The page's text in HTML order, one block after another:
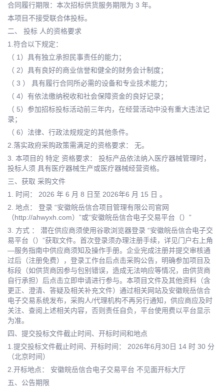
合同履行期限：本次招标供货服务期限为 3 年。
本项目不接受联合体投标。
二、 投标 人的资格要求
1.符合以下规定：
（ 1）具有独立承担民事责任的能力；
（ 2）具有良好的商业信誉和健全的财务会计制度；
（ 3 ） 具有履行合同所必需的设备和专业技术能力；
（ 4）有依法缴纳税收和社会保障资金的良好记录；
（ 5）参加招标投标活动前三年内，在经营活动中没有重大违法记
录；
（ 6）法律、行政法规规定的其他条件。
2.落实政府采购政策需满足的资格要求： 无。
3. 本项目的 特定 资格要求： 投标产品依法纳入医疗器械管理时，
投标人须 具有医疗器械生产或医疗器械经营资格。
三、获取 采购文件
1. 时间： 2026 年 6 月 8 日至 2026年6 月 15 日 。
2. 地点： 登录 “安徽皖岳信合项目管理有限公司官网
（http://ahwyxh.com）”或“安徽皖岳信合电子交易平台（）”
3. 方式 ： 潜在供应商须使用谷歌浏览器登录 “安徽皖岳信合电子交
易平台（）”获取文件。首次登录须办理注册手续，详见门户右上角
—服务指南中供应商须知及操作手册。企业完成注册并提交审核通
过后（注册免费），登录工作台后点击采购公告，明确参加项目及
标段（如供货商因参与包别错误，造成无法响应等情况，由供货商
自行承担）后点击立即申请进行参与。本项目文件及其他资料（含
更正、澄清、答疑及相关补充文件）通过相关网站及安徽皖岳信合
电子交易系统发布，采购人/代理机构不再另行通知，供应商应及时
关注、查阅上述相关内容，否则责任自负，平台使用费以平台显示
为准。
四、提交投标文件截止时间、开标时间和地点
1.提交投标文件截止时间、开标时间： 2026年6月30日 14 时 30 分
（北京时间）
2.开标地点： 安徽皖岳信合电子交易平台 不见面开标大厅
五、公告期限